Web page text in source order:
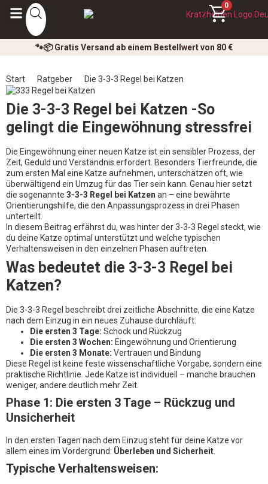
0
🐾📦 Gratis Versand ab einem Bestellwert von 80 €
Start Ratgeber Die 3-3-3 Regel bei Katzen
Die 3-3-3 Regel bei Katzen -So
gelingt die Eingewöhnung stressfrei
Die Eingewöhnung einer neuen Katze ist ein sensibler Prozess, der
Zeit, Geduld und Verständnis erfordert. Besonders Tierfreunde, die
zum ersten Mal eine Katze aufnehmen, unterschätzen oft, wie
überwältigend ein Umzug für das Tier sein kann. Genau hier setzt
die sogenannte 3-3-3 Regel bei Katzen an – eine bewährte
Orientierungshilfe, die den Anpassungsprozess in drei Phasen
unterteilt.
In diesem Beitrag erfährst du, was hinter der 3-3-3 Regel steckt, wie
du deine Katze optimal unterstützt und welche typischen
Verhaltensweisen in den einzelnen Phasen auftreten.
Was bedeutet die 3-3-3 Regel bei
Katzen?
Die 3-3-3 Regel beschreibt drei zeitliche Abschnitte, die eine Katze
nach dem Einzug in ein neues Zuhause durchläuft:
Die ersten 3 Tage: Schock und Rückzug
Die ersten 3 Wochen: Eingewöhnung und Orientierung
Die ersten 3 Monate: Vertrauen und Bindung
Diese Regel ist keine feste wissenschaftliche Vorgabe, sondern eine
praktische Richtlinie. Jede Katze ist individuell – manche brauchen
weniger, andere deutlich mehr Zeit.
Phase 1: Die ersten 3 Tage – Rückzug und
Unsicherheit
In den ersten Tagen nach dem Einzug steht für deine Katze vor
allem eines im Vordergrund: Überleben und Sicherheit.
Typische Verhaltensweisen: